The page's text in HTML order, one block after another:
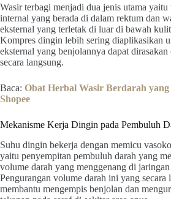
Wasir terbagi menjadi dua jenis utama yaitu
internal yang berada di dalam rektum dan
eksternal yang terletak di luar di bawah
Kompres dingin lebih sering diaplikasikan
eksternal yang benjolannya dapat
secara langsung.
Baca: Obat Herbal Wasir Berdarah
Shopee
Mekanisme Kerja Dingin pada Pembuluh
Suhu dingin bekerja dengan memicu
yaitu penyempitan pembuluh darah yang
volume darah yang menggenang di
Pengurangan volume darah ini yang secara
membantu mengempis benjolan dan